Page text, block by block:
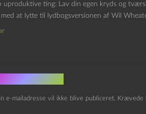
uproduktive ting: Lav din egen kryds og
at lytte til lydbogsversionen af Wil
et svar
e-mailadresse vil ikke blive publiceret. Krævede